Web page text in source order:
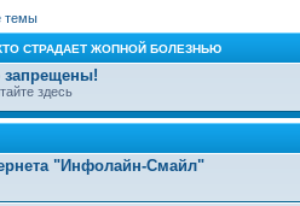
темы
СТРАДАЕТ ЖОПНОЙ БОЛЕЗНЬЮ
запрещены!
здесь
"Инфолайн-Смайл"